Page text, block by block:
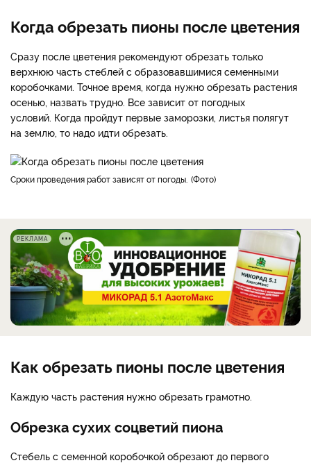
Когда обрезать пионы после цветения
Сразу после цветения рекомендуют обрезать только
верхнюю часть стеблей с образовавшимися семенными
коробочками. Точное время, когда нужно обрезать растения
осенью, назвать трудно. Все зависит от погодных
условий. Когда пройдут первые заморозки, листья полягут
на землю, то надо идти обрезать.
Сроки проведения работ зависят от погоды. Фото
РЕКЛАМА
Как обрезать пионы после цветения
Каждую часть растения нужно обрезать грамотно.
Обрезка сухих соцветий пиона
Стебель с семенной коробочкой обрезают до первого